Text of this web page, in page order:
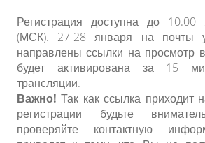
Регистрация доступна до
(МСК). 27-28 января на почты
направлены ссылки на просмотр
будет активирована за 15
трансляции.
Важно! Так как ссылка приходит
регистрации будьте
проверяйте контактную